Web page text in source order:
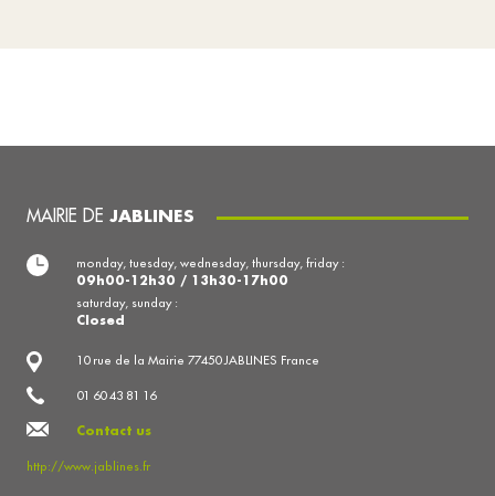
MAIRIE DE JABLINES
10 rue de la Mairie 77450 JABLINES France
01 60 43 81 16
Contact us
http://www.jablines.fr
monday, tuesday, wednesday, thursday, friday :
09h00-12h30 / 13h30-17h00
saturday, sunday :
Closed